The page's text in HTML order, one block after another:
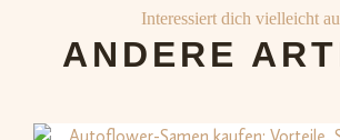
Interessiert dich vielleicht
ANDERE